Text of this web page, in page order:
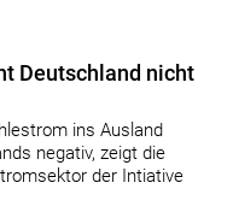
Deutschland nicht
ins Ausland
negativ, zeigt die
der Intiative